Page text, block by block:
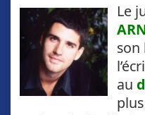
Le
son
au